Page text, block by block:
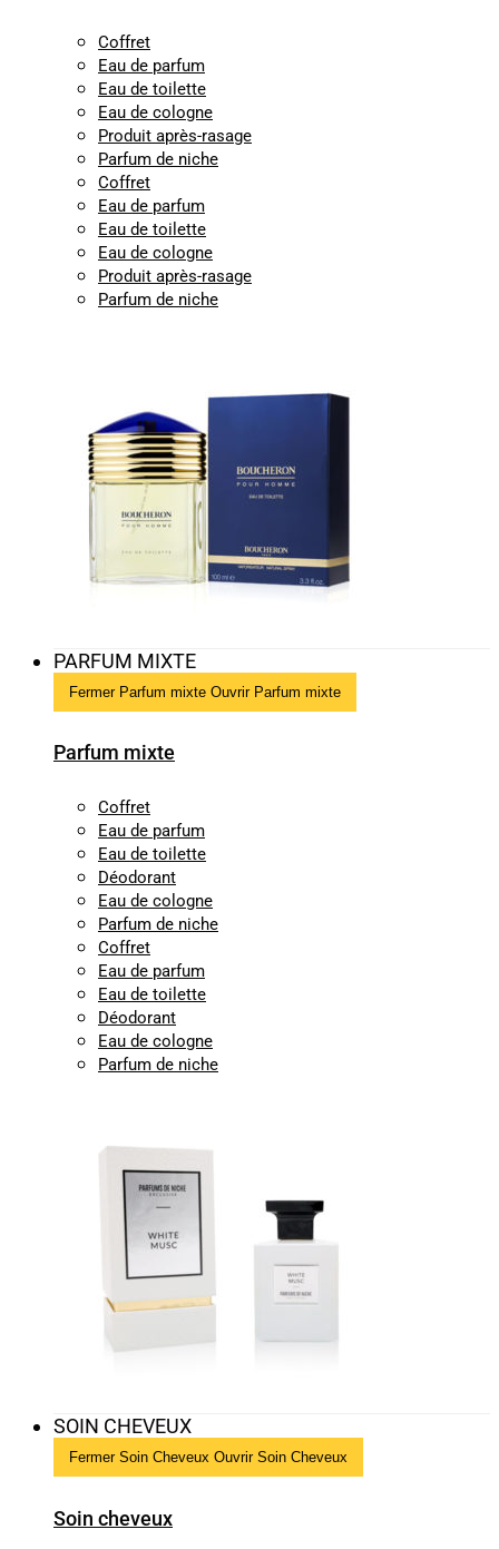
Coffret
Eau de parfum
Eau de toilette
Eau de cologne
Produit après-rasage
Parfum de niche
Coffret
Eau de parfum
Eau de toilette
Eau de cologne
Produit après-rasage
Parfum de niche
PARFUM MIXTE
Fermer Parfum mixte Ouvrir Parfum mixte
Parfum mixte
Coffret
Eau de parfum
Eau de toilette
Déodorant
Eau de cologne
Parfum de niche
Coffret
Eau de parfum
Eau de toilette
Déodorant
Eau de cologne
Parfum de niche
SOIN CHEVEUX
Fermer Soin Cheveux Ouvrir Soin Cheveux
Soin cheveux